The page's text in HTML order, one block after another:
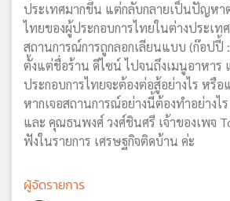
ประเทศมากขึ้น แต่กลับกลายเป็นปัญหา
ไทยของผู้ประกอบการไทยในต่างประเท
สถานการณ์การถูกลอกเลียนแบบ (ก๊อปปี้
ตั้งแต่ชื่อร้าน ดีไซน์ ไปจนถึงเมนูอาหาร
ประกอบการไทยจะต้องต่อสู้อย่างไร หรื
หากเจอสถานการณ์อย่างนี้ต้องทำอย่างไ
และ คุณธนพงศ์ วงศ์ชินศรี เจ้าของเพจ
ฟังในรายการ เศรษฐกิจติดบ้าน ค่ะ
ผู้จัดรายการ